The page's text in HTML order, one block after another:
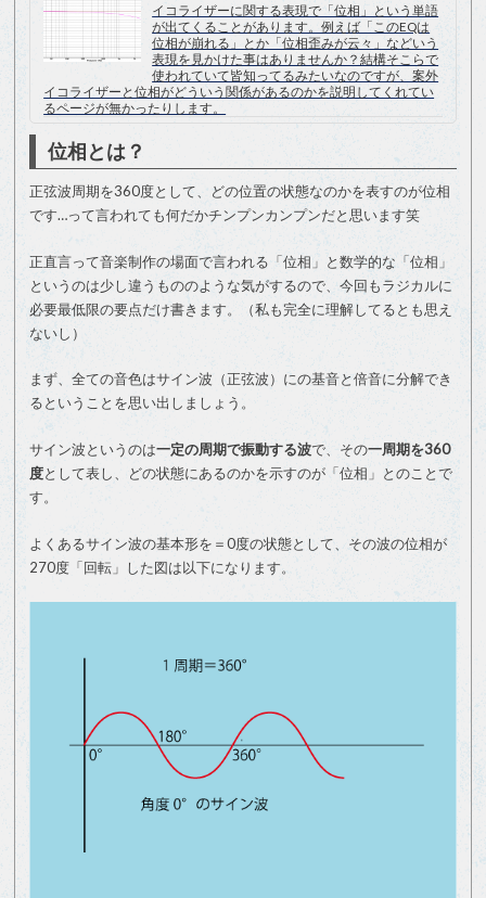
イコライザーに関する表現で「位相」という単語
が出てくることがあります。例えば「このEQは
位相が崩れる」とか「位相歪みが云々」などいう
表現を見かけた事はありませんか？結構そこらで
使われていて皆知ってるみたいなのですが、案外
イコライザーと位相がどういう関係があるのかを説明してくれてい
るページが無かったりします。
位相とは？
正弦波周期を360度として、どの位置の状態なのかを表すのが位相
です…って言われても何だかチンプンカンプンだと思います笑
正直言って音楽制作の場面で言われる「位相」と数学的な「位相」
というのは少し違うもののような気がするので、今回もラジカルに
必要最低限の要点だけ書きます。（私も完全に理解してるとも思え
ないし）
まず、全ての音色はサイン波（正弦波）にの基音と倍音に分解でき
るということを思い出しましょう。
サイン波というのは一定の周期で振動する波で、その一周期を360
度として表し、どの状態にあるのかを示すのが「位相」とのことで
す。
よくあるサイン波の基本形を＝0度の状態として、その波の位相が
270度「回転」した図は以下になります。